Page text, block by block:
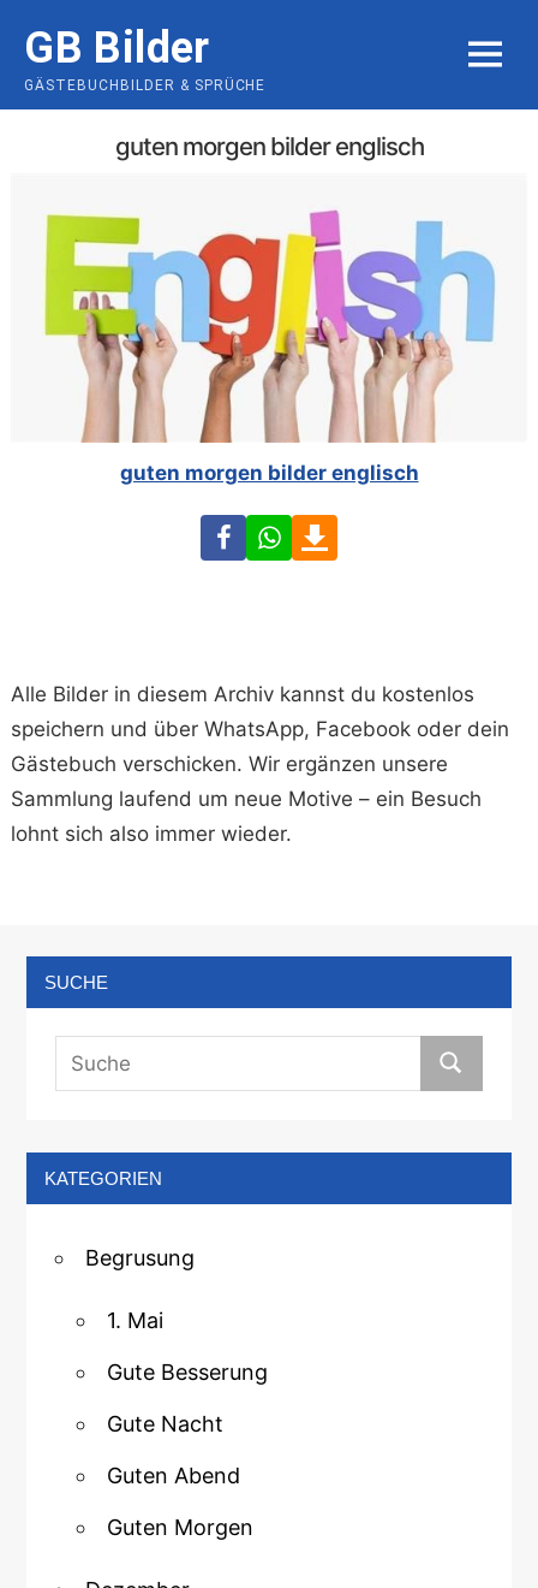
content
GB Bilder
GÄSTEBUCHBILDER & SPRÜCHE
MENU
guten morgen bilder englisch
guten morgen bilder englisch
FacebookWhatsApp
Alle Bilder in diesem Archiv kannst du kostenlos
speichern und über WhatsApp, Facebook oder dein
Gästebuch verschicken. Wir ergänzen unsere
Sammlung laufend um neue Motive – ein Besuch
lohnt sich also immer wieder.
SUCHE
KATEGORIEN
Begrusung
1. Mai
Gute Besserung
Gute Nacht
Guten Abend
Guten Morgen